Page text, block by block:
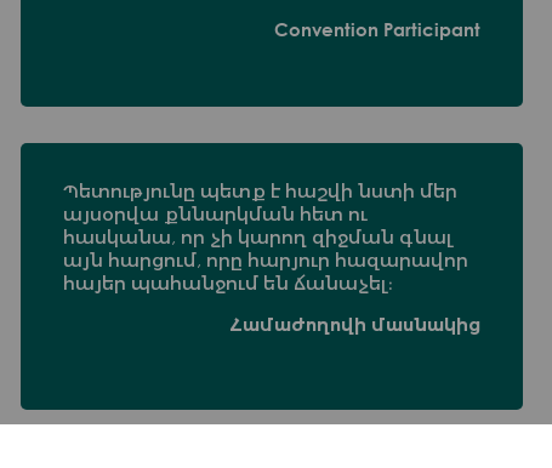
Convention Participant
Պետությունը պետք է հաշվի նստի մեր
այսօրվա քննարկման հետ ու
հասկանա, որ չի կարող զիջման գնալ
այն հարցում, որը հարյուր հազարավոր
հայեր պահանջում են ճանաչել։
Համաժողովի մասնակից